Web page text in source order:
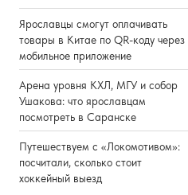
Ярославцы смогут оплачивать
товары в Китае по QR-коду через
мобильное приложение
Арена уровня КХЛ, МГУ и собор
Ушакова: что ярославцам
посмотреть в Саранске
Путешествуем с «Локомотивом»:
посчитали, сколько стоит
хоккейный выезд